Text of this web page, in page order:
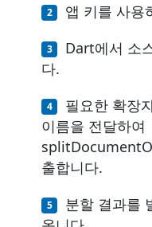
앱 키를 사용
Dart에서 소
다.
필요한 확장
이름을 전달하여
출합니다.
분할 결과를